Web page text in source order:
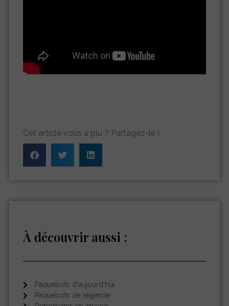
Cet article vous a plu ? Partagez-le !
À découvrir aussi :
Paquebots d'aujourd'hui
Paquebots de légende